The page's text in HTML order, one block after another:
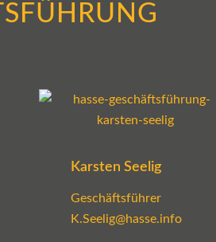
Karsten Seelig
Geschäftsführer
K.Seelig@hasse.info